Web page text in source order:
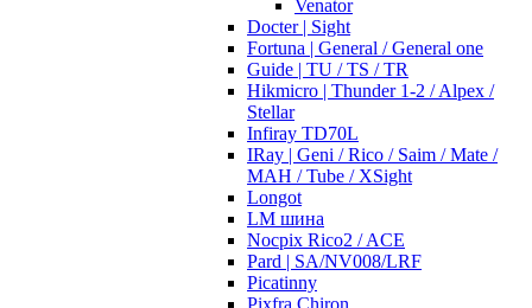
Venator
Docter | Sight
Fortuna | General / General one
Guide | TU / TS / TR
Hikmicro | Thunder 1-2 / Alpex /
Stellar
Infiray TD70L
IRay | Geni / Rico / Saim / Mate /
MAH / Tube / XSight
Longot
LM шина
Nocpix Rico2 / ACE
Pard | SA/NV008/LRF
Picatinny
Pixfra Chiron